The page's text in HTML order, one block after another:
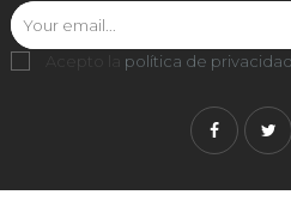
Acepto la política de privacidad